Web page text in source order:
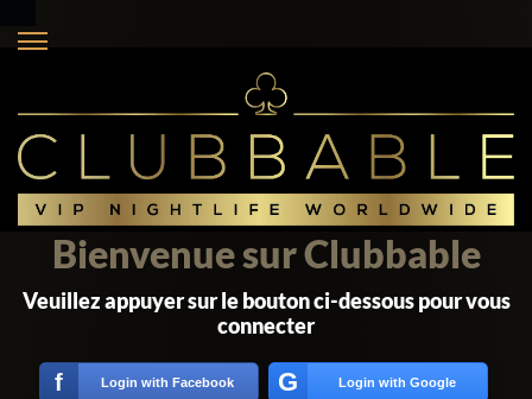
Bienvenue sur Clubbable
Veuillez appuyer sur le bouton ci-dessous pour vous
connecter
f Login with Facebook G Login with Google